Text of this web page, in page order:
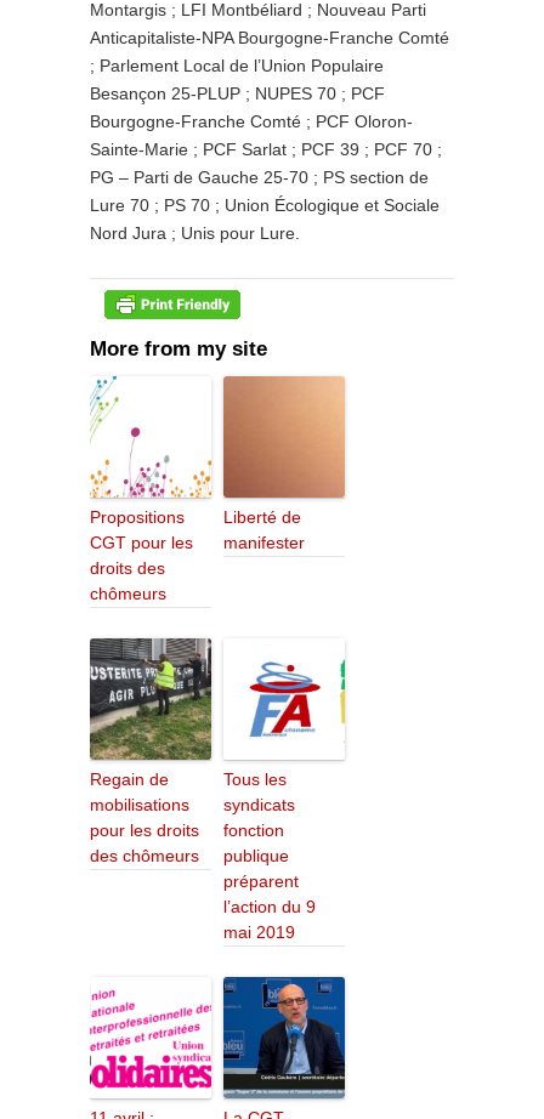
Montargis ; LFI Montbéliard ; Nouveau Parti
Anticapitaliste-NPA Bourgogne-Franche Comté
; Parlement Local de l’Union Populaire
Besançon 25-PLUP ; NUPES 70 ; PCF
Bourgogne-Franche Comté ; PCF Oloron-
Sainte-Marie ; PCF Sarlat ; PCF 39 ; PCF 70 ;
PG – Parti de Gauche 25-70 ; PS section de
Lure 70 ; PS 70 ; Union Écologique et Sociale
Nord Jura ; Unis pour Lure.
More from my site
Propositions
CGT pour les
droits des
chômeurs
Liberté de
manifester
Regain de
mobilisations
pour les droits
des chômeurs
Tous les
syndicats
fonction
publique
préparent
l’action du 9
mai 2019